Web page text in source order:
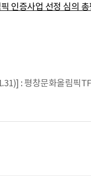
인증사업 선정 심의 총
: 평창문화올림픽